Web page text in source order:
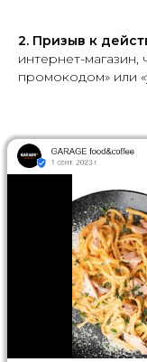
2. Призыв к
интернет-магазин,
промокодом» или